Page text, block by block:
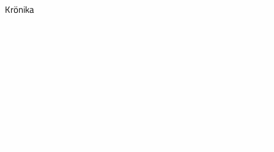
Krönika